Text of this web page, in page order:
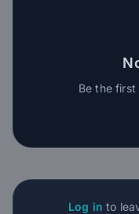
Be the
Log in to